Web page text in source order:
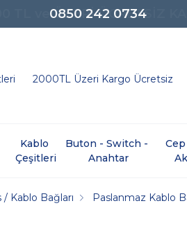
0850 242 0734
2000TL Üzeri Kargo Ücretsiz
Kablo
Çeşitleri
Buton - Switch -
Anahtar
Kablo Bağları Paslanmaz Kablo